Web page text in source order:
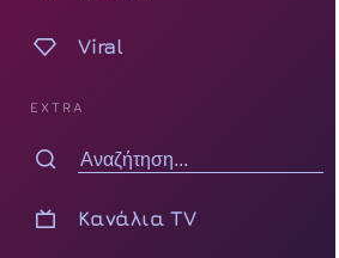
Viral
EXTRA
Κανάλια TV